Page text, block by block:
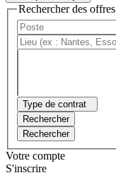
Rechercher des offres
Type de contrat
Rechercher
Rechercher
Votre compte
S'inscrire